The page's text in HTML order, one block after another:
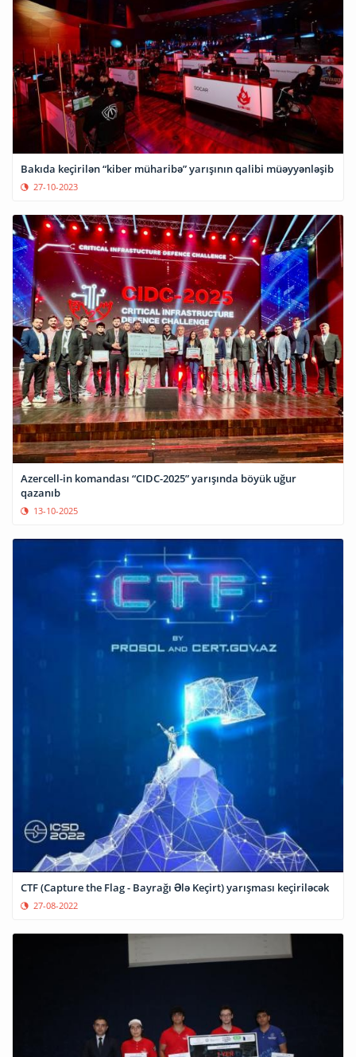
Bakıda keçirilən “kiber müharibə” yarışının qalibi müəyyənləşib
27-10-2023
Azercell-in komandası “CIDC-2025” yarışında böyük uğur
qazanıb
13-10-2025
CTF (Capture the Flag - Bayrağı Ələ Keçirt) yarışması keçiriləcək
27-08-2022